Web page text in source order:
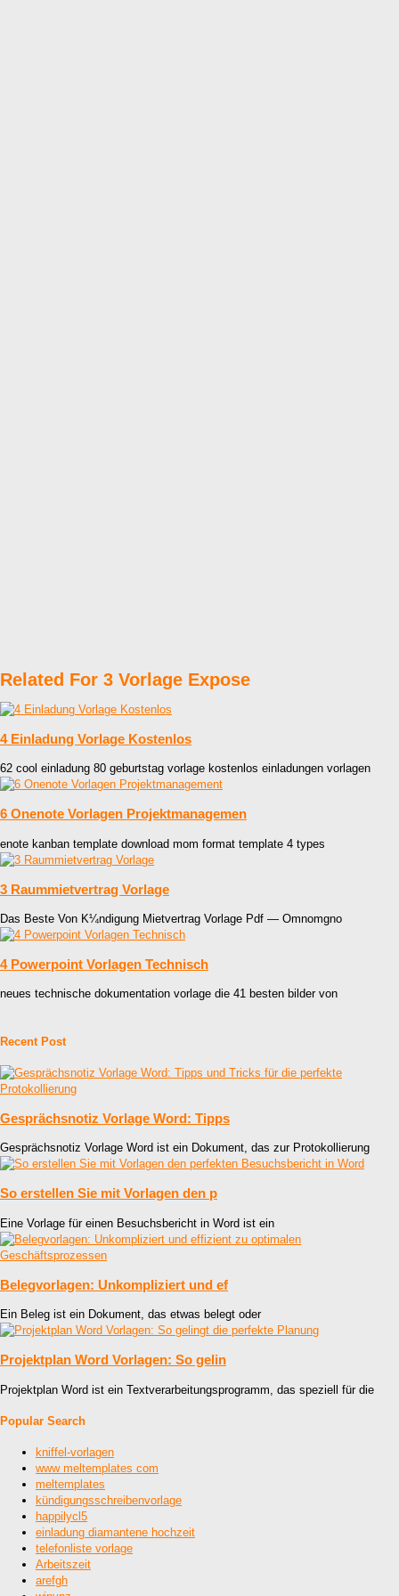
Related For 3 Vorlage Expose
4 Einladung Vorlage Kostenlos
62 cool einladung 80 geburtstag vorlage kostenlos einladungen vorlagen
6 Onenote Vorlagen Projektmanagemen
enote kanban template download mom format template 4 types
3 Raummietvertrag Vorlage
Das Beste Von K¼ndigung Mietvertrag Vorlage Pdf — Omnomgno
4 Powerpoint Vorlagen Technisch
neues technische dokumentation vorlage die 41 besten bilder von
Recent Post
Gesprächsnotiz Vorlage Word: Tipps
Gesprächsnotiz Vorlage Word ist ein Dokument, das zur Protokollierung
So erstellen Sie mit Vorlagen den p
Eine Vorlage für einen Besuchsbericht in Word ist ein
Belegvorlagen: Unkompliziert und ef
Ein Beleg ist ein Dokument, das etwas belegt oder
Projektplan Word Vorlagen: So gelin
Projektplan Word ist ein Textverarbeitungsprogramm, das speziell für die
Popular Search
kniffel-vorlagen
www meltemplates com
meltemplates
kündigungsschreibenvorlage
happilycl5
einladung diamantene hochzeit
telefonliste vorlage
Arbeitszeit
arefgh